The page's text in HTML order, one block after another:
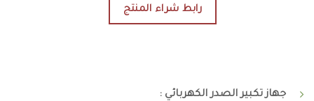
رابط شراء المنتج
جهاز تكبير الصدر الكهربائي :